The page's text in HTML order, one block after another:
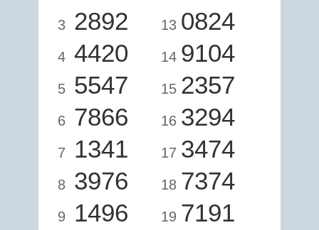
3 2892
4 4420
5 5547
6 7866
7 1341
8 3976
9 1496
13 0824
14 9104
15 2357
16 3294
17 3474
18 7374
19 7191